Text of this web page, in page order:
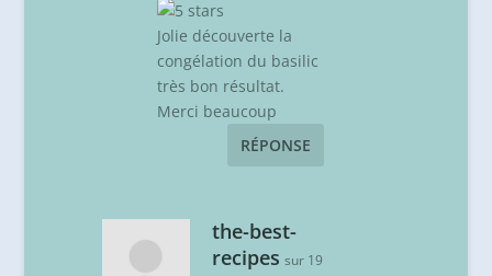
Jolie découverte la
congélation du basilic
très bon résultat.
Merci beaucoup
RÉPONSE
the-best-
recipes sur 19